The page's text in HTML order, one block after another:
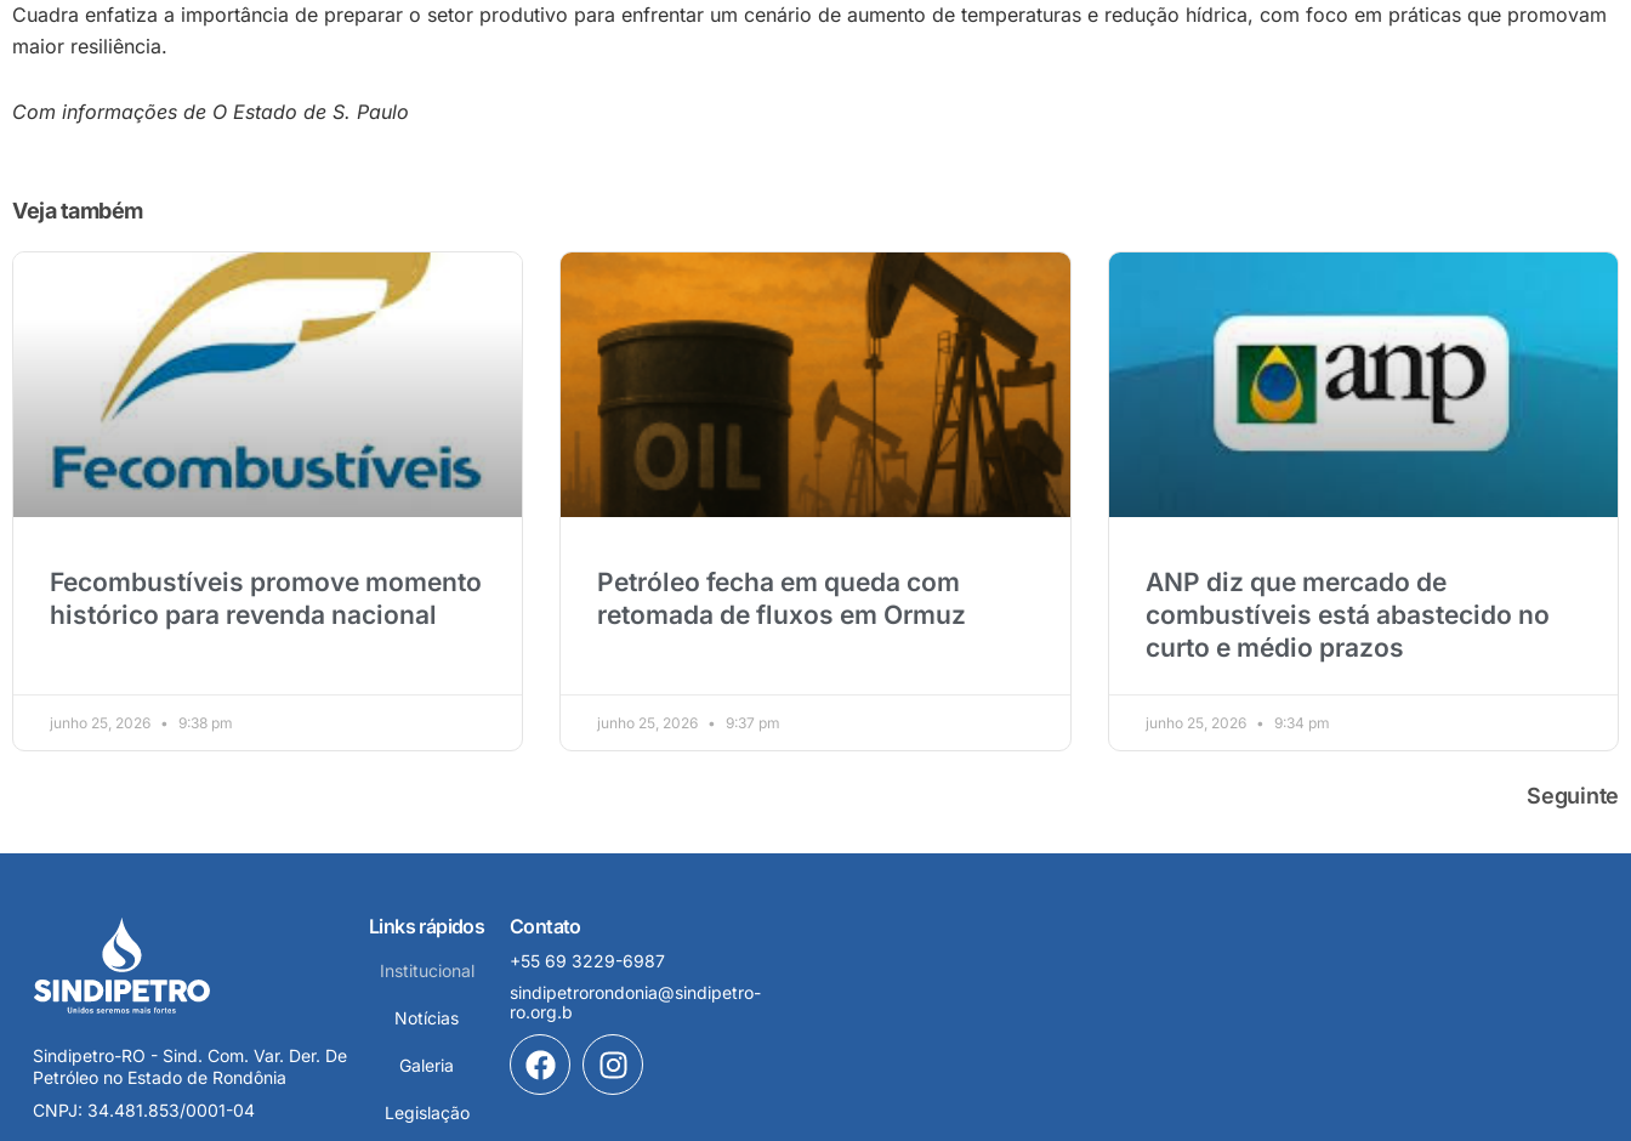
Cuadra enfatiza a importância de preparar o setor produtivo para enfrentar um cenário de aumento de temperaturas e redução hídrica, com foco em práticas que promovam
maior resiliência.
Com informações de O Estado de S. Paulo
Veja também
Fecombustíveis promove momento
histórico para revenda nacional
junho 25, 2026 9:38 pm
Petróleo fecha em queda com
retomada de fluxos em Ormuz
junho 25, 2026 9:37 pm
ANP diz que mercado de
combustíveis está abastecido no
curto e médio prazos
junho 25, 2026 9:34 pm
Seguinte
Sindipetro-RO - Sind. Com. Var. Der. De
Petróleo no Estado de Rondônia
CNPJ: 34.481.853/0001-04
Links rápidos
Institucional
Notícias
Galeria
Legislação
Contato
+55 69 3229-6987
sindipetrorondonia@sindipetro-
ro.org.b
F
a
I
n